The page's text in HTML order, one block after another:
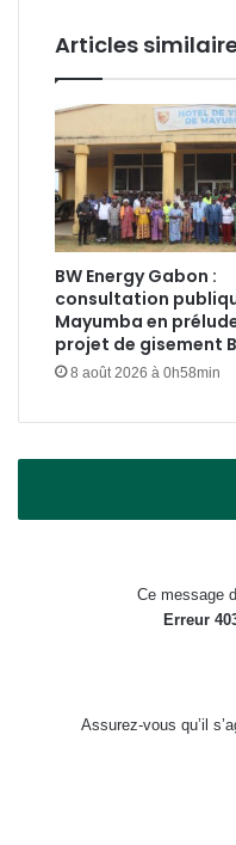
Articles
BW Energy Gabon :
consultation
Mayumba en
projet de gisement
8 août 2026 à 0h58min
Ce message
Erreur
Assurez-vous qu’il